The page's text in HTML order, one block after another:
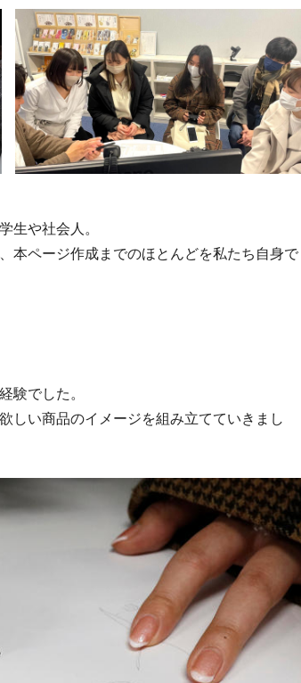
生や社会人。
本ページ作成までのほとんどを私たち自身で
験でした。
しい商品のイメージを組み立てていきまし